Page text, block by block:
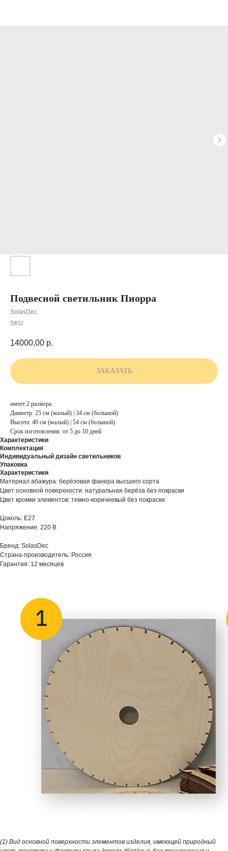
Подвесной светильник Пиорра
SolasDec
SKU:
14000,00 р.
ЗАКАЗАТЬ
имеет 2 размера
Диаметр: 25 см (малый) | 34 см (большой)
Высота: 40 см (малый) | 54 см (большой)
Срок изготовления: от 5 до 10 дней
Характеристики
Комплектация
Индивидуальный дизайн светильников
Упаковка
Характеристики
Материал абажура: берёзовая фанера высшего сорта
Цвет основной поверхности: натуральная берёза без покраски
Цвет кромки элементов: темно-коричневый без покраски
Цоколь: E27
Напряжение: 220 В
Бренд: SolasDec
Страна-производитель: Россия
Гарантия: 12 месяцев
(1) Вид основной поверхности элементов изделия, имеющей природный